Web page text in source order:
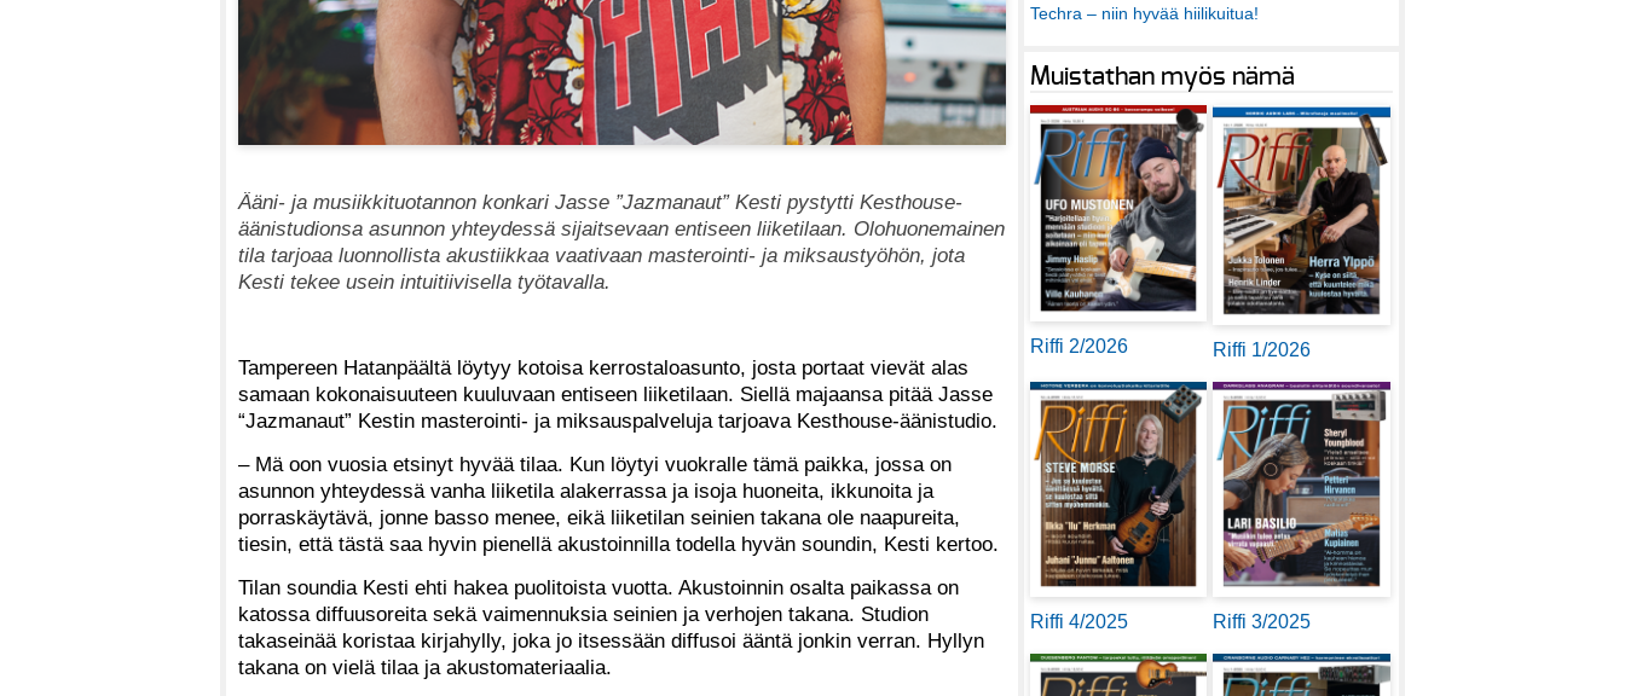
Ääni- ja musiikkituotannon konkari Jasse ”Jazmanaut” Kesti pystytti Kesthouse-
äänistudionsa asunnon yhteydessä sijaitsevaan entiseen liiketilaan. Olohuonemainen
tila tarjoaa luonnollista akustiikkaa vaativaan masterointi- ja miksaustyöhön, jota
Kesti tekee usein intuitiivisella työtavalla.
Tampereen Hatanpäältä löytyy kotoisa kerrostaloasunto, josta portaat vievät alas
samaan kokonaisuuteen kuuluvaan entiseen liiketilaan. Siellä majaansa pitää Jasse
“Jazmanaut” Kestin masterointi- ja miksauspalveluja tarjoava Kesthouse-äänistudio.
– Mä oon vuosia etsinyt hyvää tilaa. Kun löytyi vuokralle tämä paikka, jossa on
asunnon yhteydessä vanha liiketila alakerrassa ja isoja huoneita, ikkunoita ja
porraskäytävä, jonne basso menee, eikä liiketilan seinien takana ole naapureita,
tiesin, että tästä saa hyvin pienellä akustoinnilla todella hyvän soundin, Kesti kertoo.
Tilan soundia Kesti ehti hakea puolitoista vuotta. Akustoinnin osalta paikassa on
katossa diffuusoreita sekä vaimennuksia seinien ja verhojen takana. Studion
takaseinää koristaa kirjahylly, joka jo itsessään diffusoi ääntä jonkin verran. Hyllyn
takana on vielä tilaa ja akustomateriaalia.
Techra – niin hyvää hiilikuitua!
Muistathan myös nämä
Riffi 2/2026 Riffi 1/2026
Riffi 4/2025 Riffi 3/2025